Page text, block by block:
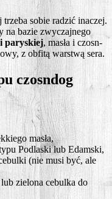
sobie radzić ina­czej.
na bazie zwy­czaj­ne­go
pary­skiej, masła i czosn­
z obfi­tą war­stwą sera.
czosndog
masła,
Pod­la­ski lub Edamski,
(nie musi być, ale
zie­lo­na cebul­ka do